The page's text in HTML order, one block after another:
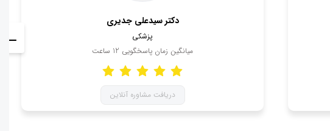
دکتر سیدعلی جدیری
پزشکی
میانگین زمان پاسخگویی 12 ساعت
دریافت مشاوره آنلاین